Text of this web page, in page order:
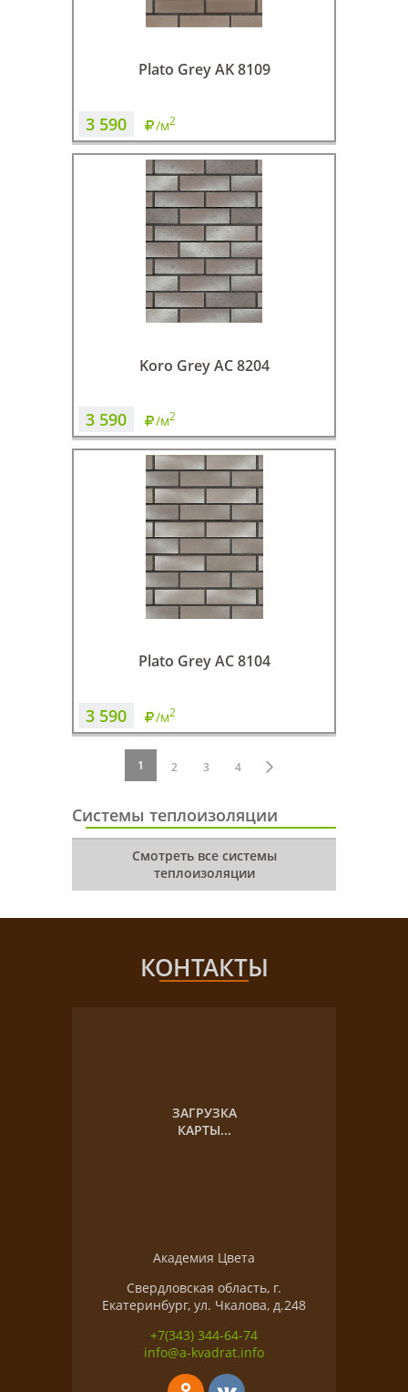
Plato Grey AK 8109
3 590 /м2
Koro Grey AC 8204
3 590 /м2
Plato Grey AC 8104
3 590 /м2
1 2 3 4
Системы теплоизоляции
Смотреть все системы
теплоизоляции
КОНТАКТЫ
ЗАГРУЗКА
КАРТЫ...
Академия Цвета
Свердловская область, г.
Екатеринбург, ул. Чкалова, д.248
+7(343) 344-64-74
info@a-kvadrat.info